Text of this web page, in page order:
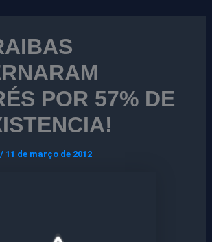
POR 57% DE
/ 11 de março de 2012